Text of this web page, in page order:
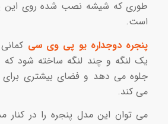
طوری که شیشه نصب شده روی این
است.
پنجره دوجداره یو پی وی سی
یک لنگه و چند لنگه ساخته شود که
جلوه می دهد و فضای بیشتری برای
می کند.
می توان این مدل پنجره را در کنار